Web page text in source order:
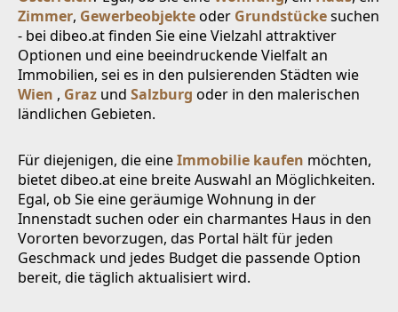
Zimmer, Gewerbeobjekteoder Grundstückesuchen
- bei dibeo.at finden Sie eine Vielzahl attraktiver
Optionen und eine beeindruckende Vielfalt an
Immobilien, sei es in den pulsierenden Städten wie
Wien , Graz und Salzburg oder in den malerischen
ländlichen Gebieten.
Für diejenigen, die eineImmobilie kaufen möchten,
bietet dibeo.at eine breite Auswahl an Möglichkeiten.
Egal, ob Sie eine geräumige Wohnung in der
Innenstadt suchen oder ein charmantes Haus in den
Vororten bevorzugen, das Portal hält für jeden
Geschmack und jedes Budget die passende Option
bereit, die täglich aktualisiert wird.